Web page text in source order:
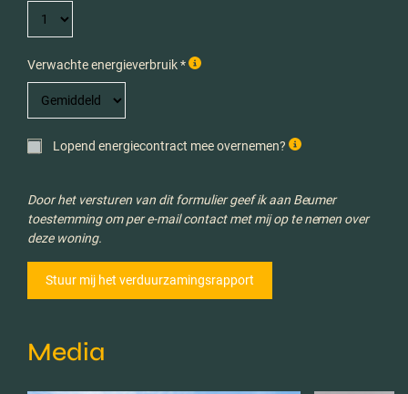
Verwachte energieverbruik *
Lopend energiecontract mee overnemen?
Door het versturen van dit formulier geef ik aan Beumer
toestemming om per e-mail contact met mij op te nemen over
deze woning.
Media